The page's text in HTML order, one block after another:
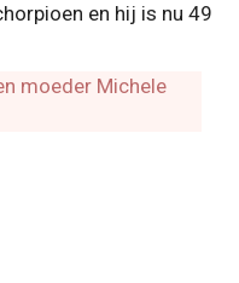
en hij is nu 49